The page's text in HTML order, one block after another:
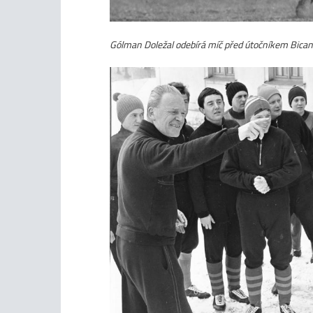
Gólman Doležal odebírá míč před útočníkem